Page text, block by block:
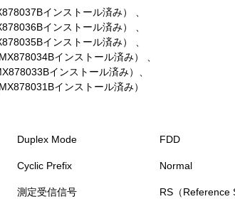
インストール済み） 、
インストール済み） 、
インストール済み） 、
インストール済み） 、
インストール済み）、
インストール済み）
Duplex Mode FDD
Cyclic Prefix Normal
測定受信信号 RS（Reference